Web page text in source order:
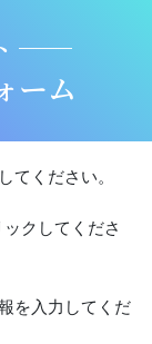
──
ーム
てください。
クしてくださ
を入力してくだ